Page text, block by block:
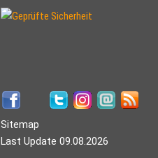
Sitemap
Last Update 09.08.2026